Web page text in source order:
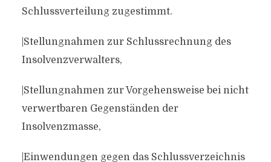
Schlussverteilung zugestimmt.
|Stellungnahmen zur Schlussrechnung des
Insolvenzverwalters,
|Stellungnahmen zur Vorgehensweise bei nicht
verwertbaren Gegenständen der
Insolvenzmasse,
|Einwendungen gegen das Schlussverzeichnis